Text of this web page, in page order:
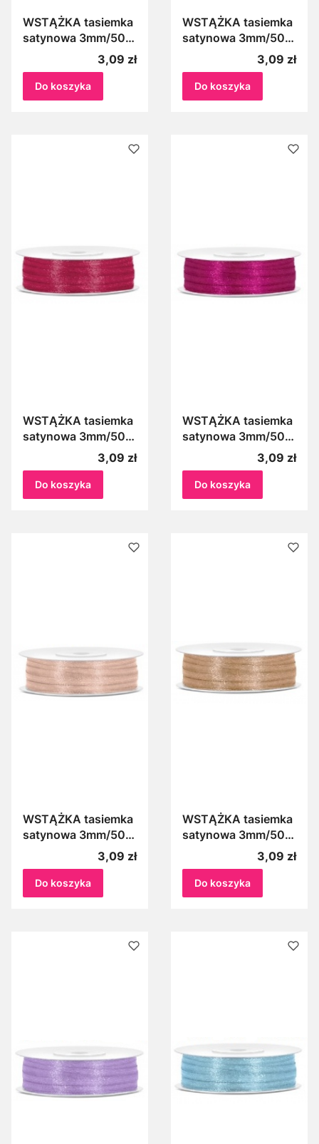
WSTĄŻKA tasiemka
satynowa 3mm/50m
CIEMNY PUDROWY
RÓŻ 081PC
Cena
3,09 zł
Do koszyka
WSTĄŻKA tasiemka
satynowa 3mm/50m
CIEMNY RÓŻ 006
Cena
3,09 zł
Do koszyka
WSTĄŻKA tasiemka
satynowa 3mm/50m
CZERWONE WINO
087
Cena
3,09 zł
Do koszyka
WSTĄŻKA tasiemka
satynowa 3mm/50m
Cena
3,09 zł
Do koszyka
WSTĄŻKA tasiemka
satynowa 3mm/50m
BRZOSKWINIA 075J
Cena
3,09 zł
Do koszyka
WSTĄŻKA tasiemka
satynowa 3mm/50m
JASNE ZŁOTO 019J
Cena
3,09 zł
Do koszyka